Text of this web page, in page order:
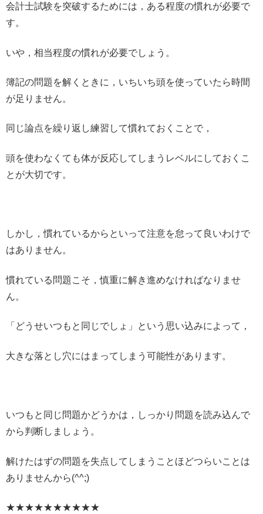
会計士試験を突破するためには，ある程度の慣れが必要で
す。
いや，相当程度の慣れが必要でしょう。
簿記の問題を解くときに，いちいち頭を使っていたら時間
が足りません。
同じ論点を繰り返し練習して慣れておくことで，
頭を使わなくても体が反応してしまうレベルにしておくこ
とが大切です。
しかし，慣れているからといって注意を怠って良いわけで
はありません。
慣れている問題こそ，慎重に解き進めなければなりませ
ん。
「どうせいつもと同じでしょ」という思い込みによって，
大きな落とし穴にはまってしまう可能性があります。
いつもと同じ問題かどうかは，しっかり問題を読み込んで
から判断しましょう。
解けたはずの問題を失点してしまうことほどつらいことは
ありませんから(^^;)
★★★★★★★★★★